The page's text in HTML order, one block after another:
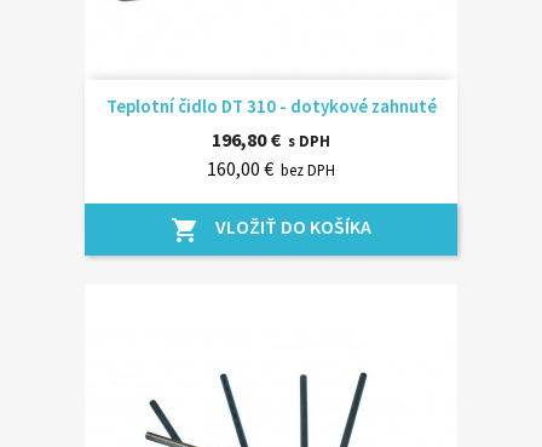
Teplotní čidlo DT 310 - dotykové zahnuté
196,80 € s DPH
160,00 € bez DPH
shopping_cart VLOŽIŤ DO KOŠÍKA